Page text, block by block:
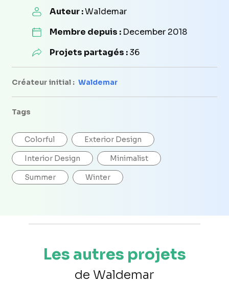
Auteur :Waldemar
Membre depuis : December 2018
Projets partagés :36
Créateur initial : Waldemar
Tags
Colorful Exterior Design
Interior Design Minimalist
Summer Winter
Les autres projets
de Waldemar